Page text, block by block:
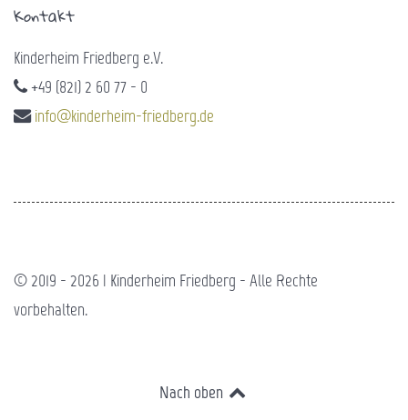
Kontakt
Kinderheim Friedberg e.V.
+49 (821) 2 60 77 - 0
info@kinderheim-friedberg.de
© 2019 - 2026 | Kinderheim Friedberg - Alle Rechte
vorbehalten.
Nach oben